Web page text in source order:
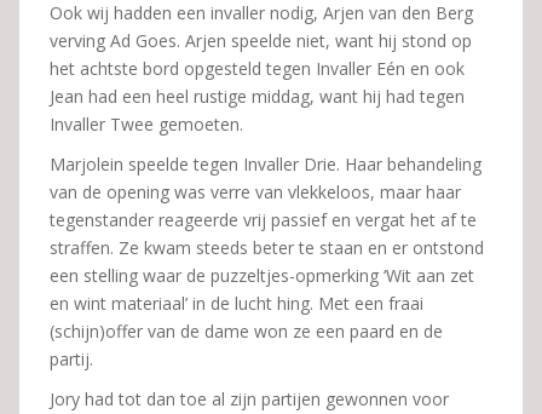
Ook wij hadden een invaller nodig, Arjen van den Berg
verving Ad Goes. Arjen speelde niet, want hij stond op
het achtste bord opgesteld tegen Invaller Eén en ook
Jean had een heel rustige middag, want hij had tegen
Invaller Twee gemoeten.
Marjolein speelde tegen Invaller Drie. Haar behandeling
van de opening was verre van vlekkeloos, maar haar
tegenstander reageerde vrij passief en vergat het af te
straffen. Ze kwam steeds beter te staan en er ontstond
een stelling waar de puzzeltjes-opmerking ‘Wit aan zet
en wint materiaal’ in de lucht hing. Met een fraai
(schijn)offer van de dame won ze een paard en de
partij.
Jory had tot dan toe al zijn partijen gewonnen voor